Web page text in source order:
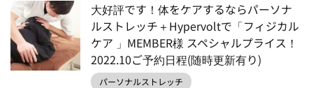
大好評です！体をケアするならパーソナ
ルストレッチ＋Hypervoltで「フィジカル
ケア 」MEMBER様 スペシャルプライス！
2022.10ご予約日程(随時更新有り)
パーソナルストレッチ